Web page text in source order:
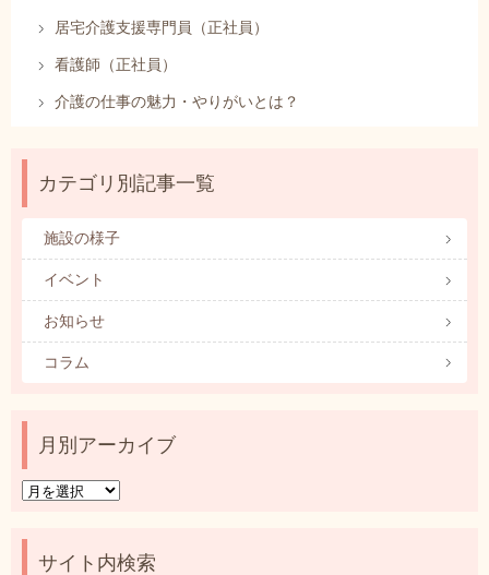
居宅介護支援専門員（正社員）
看護師（正社員）
介護の仕事の魅力・やりがいとは？
カテゴリ別記事一覧
施設の様子
イベント
お知らせ
コラム
月別アーカイブ
月
ア
サイト内検索